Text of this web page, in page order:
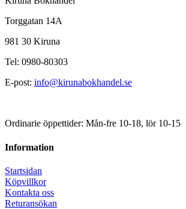
Torggatan 14A
981 30 Kiruna
Tel: 0980-80303
E-post: info@kirunabokhandel.se
Ordinarie öppettider: Mån-fre 10-18, lör 10-15
Information
Startsidan
Köpvillkor
Kontakta oss
Returansökan